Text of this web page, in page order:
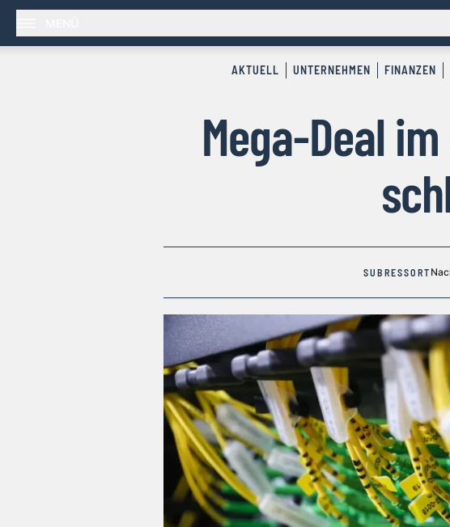
AKTUELL UNTERNEHMEN FINANZEN
Mega-Deal
SUBRESSORT